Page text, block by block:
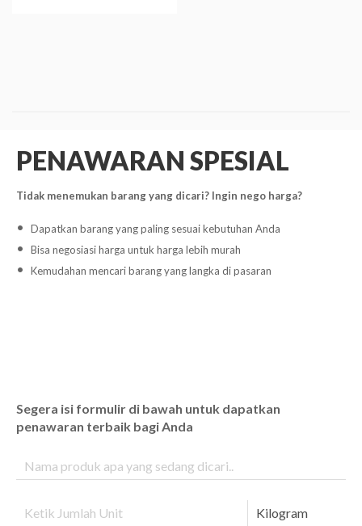
PENAWARAN SPESIAL
Tidak menemukan barang yang dicari? Ingin nego harga?
Dapatkan barang yang paling sesuai kebutuhan Anda
Bisa negosiasi harga untuk harga lebih murah
Kemudahan mencari barang yang langka di pasaran
Segera isi formulir di bawah untuk dapatkan
penawaran terbaik bagi Anda